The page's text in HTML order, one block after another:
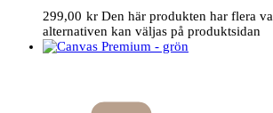
299,00 kr Den här produkten har flera
alternativen kan väljas på produktsidan